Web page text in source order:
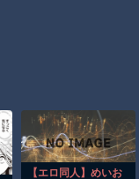
【エロ同人】めいお